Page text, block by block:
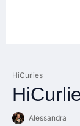
HiCurlies
Alessandra